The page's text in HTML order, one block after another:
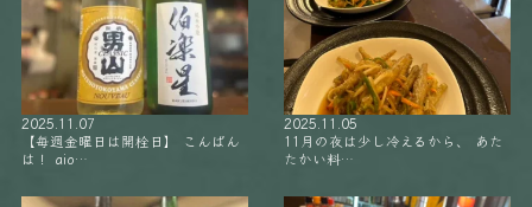
2025.11.07
【毎週金曜日は開栓日】 こんばん
は！ aio…
2025.11.05
11月の夜は少し冷えるから、 あた
たかい料…